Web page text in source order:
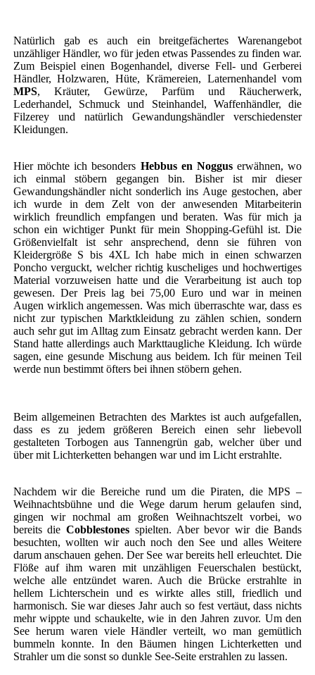
Natürlich gab es auch ein breitgefächertes Warenangebot
unzähliger Händler, wo für jeden etwas Passendes zu finden war.
Zum Beispiel einen Bogenhandel, diverse Fell- und Gerberei
Händler, Holzwaren, Hüte, Krämereien, Laternenhandel vom
MPS, Kräuter, Gewürze, Parfüm und Räucherwerk,
Lederhandel, Schmuck und Steinhandel, Waffenhändler, die
Filzerey und natürlich Gewandungshändler verschiedenster
Kleidungen.
Hier möchte ich besonders Hebbus en Nogguserwähnen, wo
ich einmal stöbern gegangen bin. Bisher ist mir dieser
Gewandungshändler nicht sonderlich ins Auge gestochen, aber
ich wurde in dem Zelt von der anwesenden Mitarbeiterin
wirklich freundlich empfangen und beraten. Was für mich ja
schon ein wichtiger Punkt für mein Shopping-Gefühl ist. Die
Größenvielfalt ist sehr ansprechend, denn sie führen von
Kleidergröße S bis 4XL Ich habe mich in einen schwarzen
Poncho verguckt, welcher richtig kuscheliges und hochwertiges
Material vorzuweisen hatte und die Verarbeitung ist auch top
gewesen. Der Preis lag bei 75,00 Euro und war in meinen
Augen wirklich angemessen. Was mich überraschte war, dass es
nicht zur typischen Marktkleidung zu zählen schien, sondern
auch sehr gut im Alltag zum Einsatz gebracht werden kann. Der
Stand hatte allerdings auch Markttaugliche Kleidung. Ich würde
sagen, eine gesunde Mischung aus beidem. Ich für meinen Teil
werde nun bestimmt öfters bei ihnen stöbern gehen.
Beim allgemeinen Betrachten des Marktes ist auch aufgefallen,
dass es zu jedem größeren Bereich einen sehr liebevoll
gestalteten Torbogen aus Tannengrün gab, welcher über und
über mit Lichterketten behangen war und im Licht erstrahlte.
Nachdem wir die Bereiche rund um die Piraten, die MPS –
Weihnachtsbühne und die Wege darum herum gelaufen sind,
gingen wir nochmal am großen Weihnachtszelt vorbei, wo
bereits dieCobblestones spielten. Aber bevor wir die Bands
besuchten, wollten wir auch noch den See und alles Weitere
darum anschauen gehen. Der See war bereits hell erleuchtet. Die
Flöße auf ihm waren mit unzähligen Feuerschalen bestückt,
welche alle entzündet waren. Auch die Brücke erstrahlte in
hellem Lichterschein und es wirkte alles still, friedlich und
harmonisch. Sie war dieses Jahr auch so fest vertäut, dass nichts
mehr wippte und schaukelte, wie in den Jahren zuvor. Um den
See herum waren viele Händler verteilt, wo man gemütlich
bummeln konnte. In den Bäumen hingen Lichterketten und
Strahler um die sonst so dunkle See-Seite erstrahlen zu lassen.